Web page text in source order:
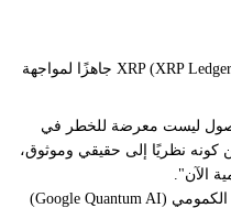
قالت ريبل إنها تستهدف أن يكون سجل XRP (XRP Ledger) جاهزًا لمواجهة
ليست معرضة للخطر في
كونه نظريًا إلى حقيقي وموثوق،
الآن".
أثار باحثون في جوجل للذكاء الاصطناعي الكمومي (Google Quantum AI)